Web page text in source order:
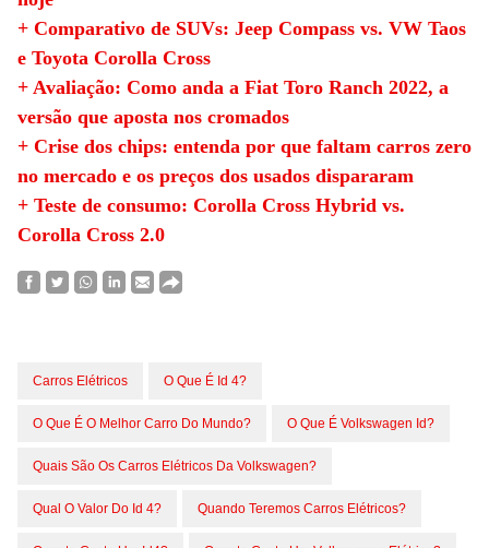
+ Comparativo de SUVs: Jeep Compass vs. VW Taos
e Toyota Corolla Cross
+ Avaliação: Como anda a Fiat Toro Ranch 2022, a
versão que aposta nos cromados
+ Crise dos chips: entenda por que faltam carros zero
no mercado e os preços dos usados dispararam
+ Teste de consumo: Corolla Cross Hybrid vs.
Corolla Cross 2.0
Carros Elétricos O Que É Id 4?
O Que É O Melhor Carro Do Mundo? O Que É Volkswagen Id?
Quais São Os Carros Elétricos Da Volkswagen?
Qual O Valor Do Id 4? Quando Teremos Carros Elétricos?